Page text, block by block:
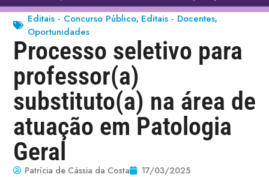
Editais - Concurso Público, Editais - Docentes,
Oportunidades
Processo seletivo para
professor(a)
substituto(a) na área de
atuação em Patologia
Geral
Patrícia de Cássia da Costa 17/03/2025